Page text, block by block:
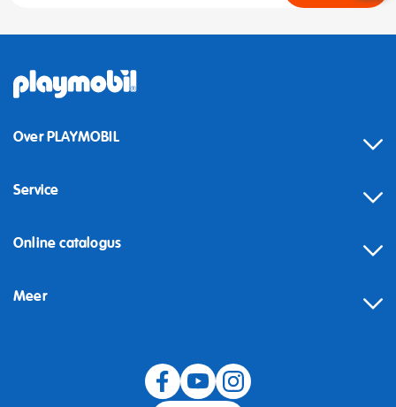
Over PLAYMOBIL
Service
Online catalogus
Meer